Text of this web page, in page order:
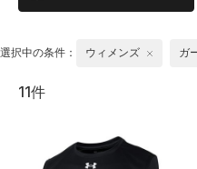
選択中の条件： ウィメンズ ガ
11件